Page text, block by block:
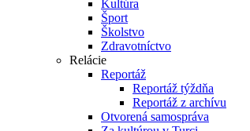
Kultúra
Šport
Školstvo
Zdravotníctvo
Relácie
Reportáž
Reportáž týždňa
Reportáž z archívu
Otvorená samospráva